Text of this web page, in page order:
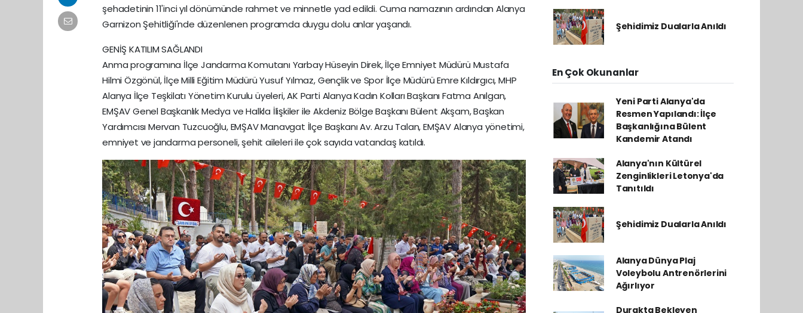
şehadetinin 11'inci yıl dönümünde rahmet ve minnetle yad edildi. Cuma namazının ardından Alanya
Garnizon Şehitliği'nde düzenlenen programda duygu dolu anlar yaşandı.
GENİŞ KATILIM SAĞLANDI
Anma programına İlçe Jandarma Komutanı Yarbay Hüseyin Direk, İlçe Emniyet Müdürü Mustafa
Hilmi Özgönül, İlçe Milli Eğitim Müdürü Yusuf Yılmaz, Gençlik ve Spor İlçe Müdürü Emre Kıldırgıcı, MHP
Alanya İlçe Teşkilatı Yönetim Kurulu üyeleri, AK Parti Alanya Kadın Kolları Başkanı Fatma Anılgan,
EMŞAV Genel Başkanlık Medya ve Halkla İlişkiler ile Akdeniz Bölge Başkanı Bülent Akşam, Başkan
Yardımcısı Mervan Tuzcuoğlu, EMŞAV Manavgat İlçe Başkanı Av. Arzu Talan, EMŞAV Alanya yönetimi,
emniyet ve jandarma personeli, şehit aileleri ile çok sayıda vatandaş katıldı.
Şehidimiz Dualarla Anıldı
En Çok Okunanlar
Yeni Parti Alanya'da
Resmen Yapılandı: İlçe
Başkanlığına Bülent
Kandemir Atandı
Alanya'nın Kültürel
Zenginlikleri Letonya'da
Tanıtıldı
Şehidimiz Dualarla Anıldı
Alanya Dünya Plaj
Voleybolu Antrenörlerini
Ağırlıyor
Durakta Bekleyen